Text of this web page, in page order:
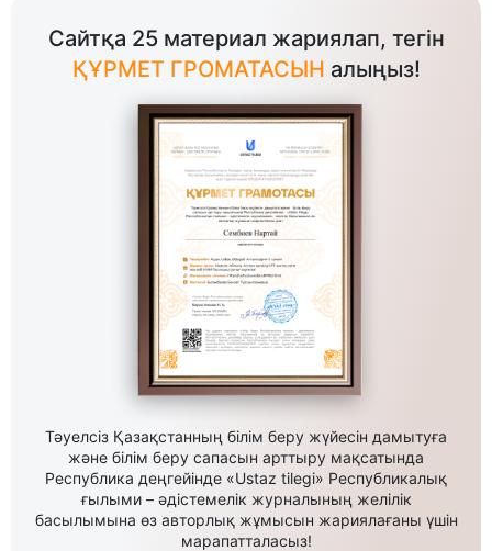
Сайтқа 25 материал жариялап, тегін
ҚҰРМЕТ ГРОМАТАСЫН алыңыз!
Тәуелсіз Қазақстанның білім беру жүйесін дамытуға
және білім беру сапасын арттыру мақсатында
Республика деңгейінде «Ustaz tilegi» Республикалық
ғылыми – әдістемелік журналының желілік
басылымына өз авторлық жұмысын жариялағаны үшін
марапатталасыз!